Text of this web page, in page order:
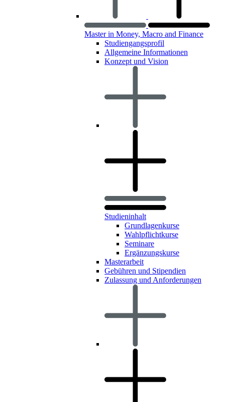
Master in Money, Macro and Finance
Studiengangsprofil
Allgemeine Informationen
Konzept und Vision
Studieninhalt
Grundlagenkurse
Wahlpflichtkurse
Seminare
Ergänzungskurse
Masterarbeit
Gebühren und Stipendien
Zulassung und Anforderungen